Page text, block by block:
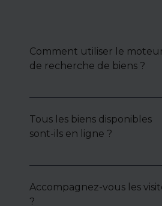
Comment utiliser le
de recherche de biens ?
pour accéder à une liste de
biens ciblés.
Tous les biens disponibles
sont-ils en ligne ?
toute confidentialité :
Accompagnez-vous les
?